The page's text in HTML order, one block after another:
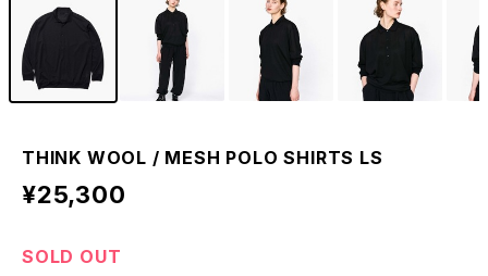
THINK WOOL / MESH POLO SHIRTS LS
¥25,300
SOLD OUT